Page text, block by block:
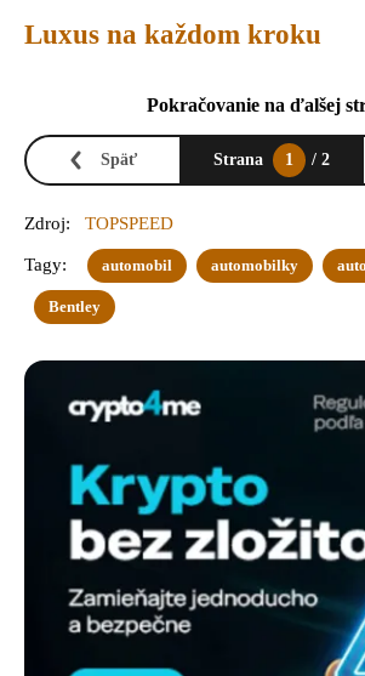
Luxus na každom kroku
Pokračovanie na ďalšej
Späť Strana 1 / 2
Zdroj: TOPSPEED
Tagy: automobil automobilky
Bentley